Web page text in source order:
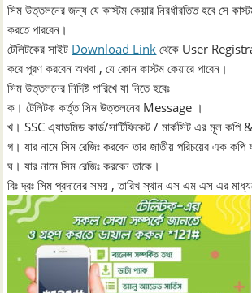
সিম উত্তলনের জন্য যে কাস্টম কেয়ার নিরর্ধারতিত হবে সে
করতে পারবেন।
টেলিটকের সাইট Download Link থেকে User
করে পূরণ করবেন অথবা , যে কোন কাস্টম কেয়ারে পাবেন।
সিম উত্তলনের নিদিষ্ট পারিখে যা নিতে হবেঃ
ক। টেলিটক কর্তৃত সিম উত্তলনের Message ।
খ। SSC এ্যাডমিড কার্ড/সার্টিফিকেট / মার্কসিট এর মূল কপি
গ। যার নামে সিম রেজিঃ করবেন তার জাতীয় পরিচয়ের এক
ঘ। যার নামে সিম রেজিঃ করবেন তাকে।
বিঃ দ্রঃ সিম প্রদানের সময় , তারিখ স্থান এস এম এস এর